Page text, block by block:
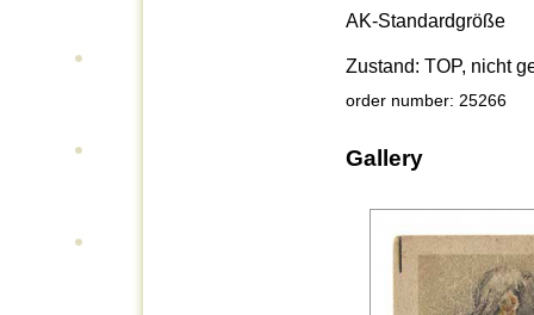
AK-Standardgröße
Zustand: TOP, nicht
order number: 25266
Gallery